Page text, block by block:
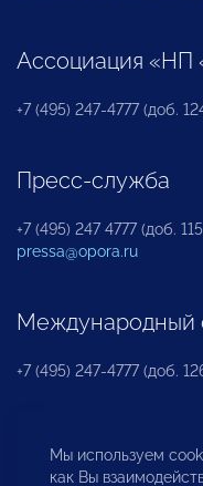
Ассоциация
+7 (495) 247-4777 (доб.
Пресс-служба
+7 (495) 247 4777 (доб.
pressa@opora.ru
+7 (495) 247-4777 (доб.
Бюро по защите
инвесторов
Мы используем
как Вы